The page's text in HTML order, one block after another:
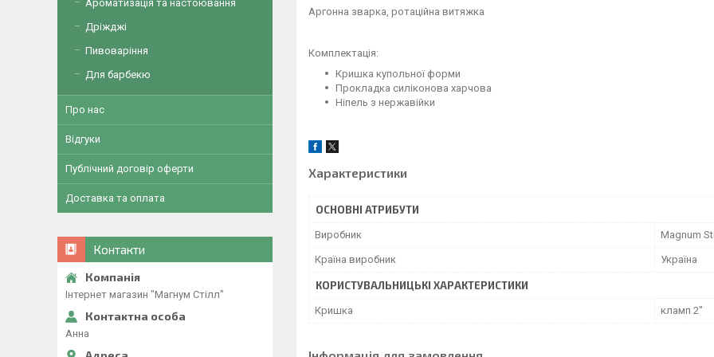
Аргонна зварка, ротаційна витяжка
Комплектація:
Кришка купольної форми
Прокладка силіконова харчова
Ніпель з нержавійки
Характеристики
ОСНОВНІ АТРИБУТИ
Виробник Magnum
Країна виробник Україна
КОРИСТУВАЛЬНИЦЬКІ ХАРАКТЕРИСТИКИ
Кришка кламп 2"
Ароматизація та настоювання
Дріжджі
Пивоваріння
Для барбекю
Про нас
Відгуки
Публічний договір оферти
Доставка та оплата
Контакти
Інтернет магазин "Магнум Стілл"
Анна